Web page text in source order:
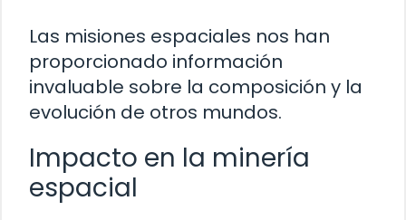
Las misiones espaciales nos han
proporcionado información
invaluable sobre la composición y la
evolución de otros mundos.
Impacto en la minería
espacial